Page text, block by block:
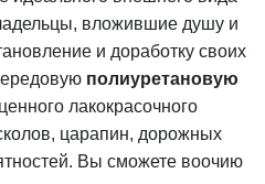
вложившие душу и
и доработку своих
полиуретановую
лакокрасочного
царапин, дорожных
Вы сможете воочию